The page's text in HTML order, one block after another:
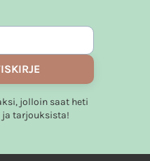
jolloin saat heti
tarjouksista!